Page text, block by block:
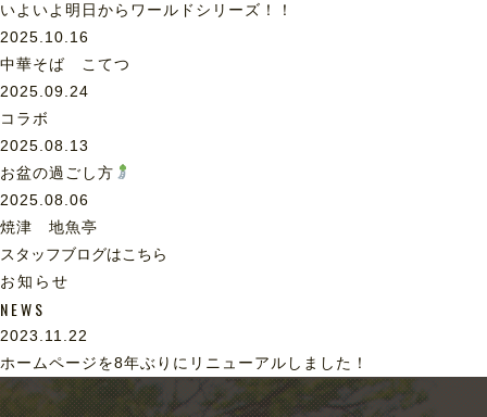
いよいよ明日からワールドシリーズ！！
2025.10.16
中華そば こてつ
2025.09.24
コラボ
2025.08.13
お盆の過ごし方
2025.08.06
焼津 地魚亭
スタッフブログはこちら
お知らせ
NEWS
2023.11.22
ホームページを8年ぶりにリニューアルしました！